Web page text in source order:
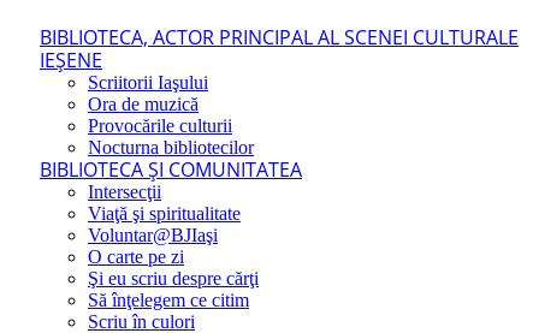
BIBLIOTECA, ACTOR PRINCIPAL AL SCENEI CULTURALE
IEŞENE
Scriitorii Iaşului
Ora de muzică
Provocările culturii
Nocturna bibliotecilor
BIBLIOTECA ŞI COMUNITATEA
Intersecţii
Viaţă şi spiritualitate
Voluntar@BJIaşi
O carte pe zi
Şi eu scriu despre cărţi
Să înţelegem ce citim
Scriu în culori